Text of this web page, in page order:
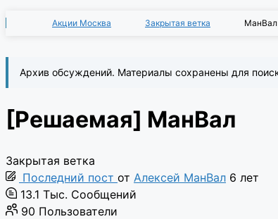
Акции Москва Закрытая ветка МанВал
Архив обсуждений. Материалы сохранены для
[Решаемая] МанВал
Закрытая ветка
Последний пост от Алексей МанВал 6 лет
13.1 Тыс. Сообщений
90 Пользователи